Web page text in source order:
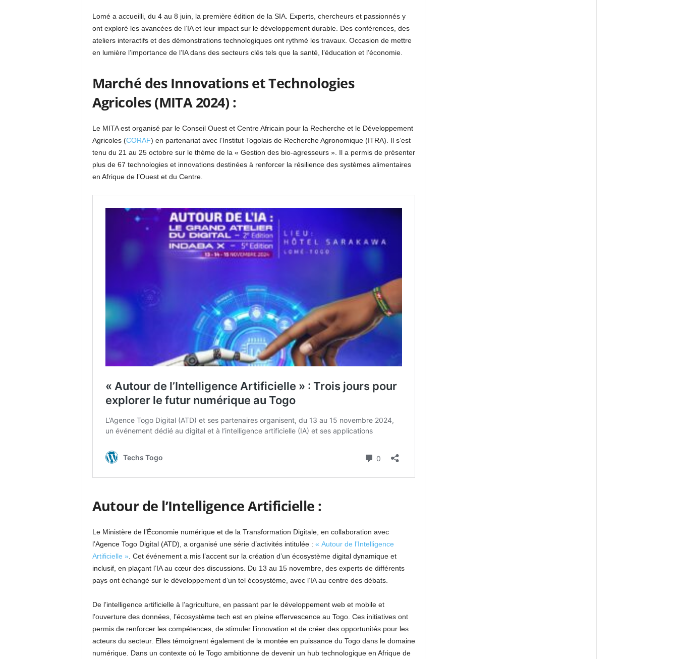
Lomé a accueilli, du 4 au 8 juin, la première édition de la SIA. Experts, chercheurs et passionnés y
ont exploré les avancées de l’IA et leur impact sur le développement durable. Des conférences, des
ateliers interactifs et des démonstrations technologiques ont rythmé les travaux. Occasion de mettre
en lumière l’importance de l’IA dans des secteurs clés tels que la santé, l’éducation et l’économie.
Marché des Innovations et Technologies
Agricoles (MITA 2024) :
Le MITA est organisé par le Conseil Ouest et Centre Africain pour la Recherche et le Développement
Agricoles (CORAF) en partenariat avec l’Institut Togolais de Recherche Agronomique (ITRA). Il s’est
tenu du 21 au 25 octobre sur le thème de la « Gestion des bio-agresseurs ». Il a permis de présenter
plus de 67 technologies et innovations destinées à renforcer la résilience des systèmes alimentaires
en Afrique de l’Ouest et du Centre.
Autour de l’Intelligence Artificielle :
Le Ministère de l’Économie numérique et de la Transformation Digitale, en collaboration avec
l’Agence Togo Digital (ATD), a organisé une série d’activités intitulée : « Autour de l’Intelligence
Artificielle ». Cet événement a mis l’accent sur la création d’un écosystème digital dynamique et
inclusif, en plaçant l’IA au cœur des discussions. Du 13 au 15 novembre, des experts de différents
pays ont échangé sur le développement d’un tel écosystème, avec l’IA au centre des débats.
De l’intelligence artificielle à l’agriculture, en passant par le développement web et mobile et
l’ouverture des données, l’écosystème tech est en pleine effervescence au Togo. Ces initiatives ont
permis de renforcer les compétences, de stimuler l’innovation et de créer des opportunités pour les
acteurs du secteur. Elles témoignent également de la montée en puissance du Togo dans le domaine
numérique. Dans un contexte où le Togo ambitionne de devenir un hub technologique en Afrique de